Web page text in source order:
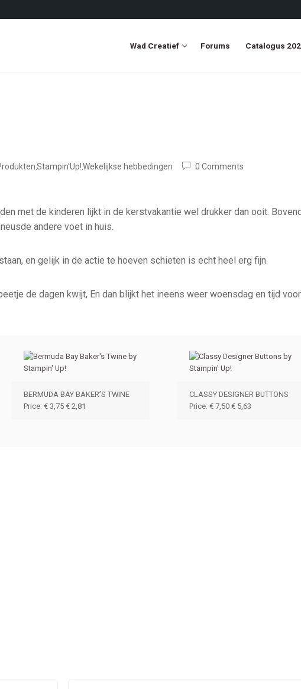
Wad Creatief Forums Catalogus
Stampin'Up!Wekelijkse hebbedingen 0 Comments
met de kinderen lijkt in de kerstvakantie wel drukker dan ooit.
andere voet in huis.
en gelijk in de actie te hoeven schieten is echt heel erg fijn.
de dagen kwijt, En dan blijkt het ineens weer woensdag en tijd
BERMUDA BAY BAKER’S TWINE
Price:€ 3,75 € 2,81
CLASSY DESIGNER BUTTONS
Price:€ 7,50 € 5,63